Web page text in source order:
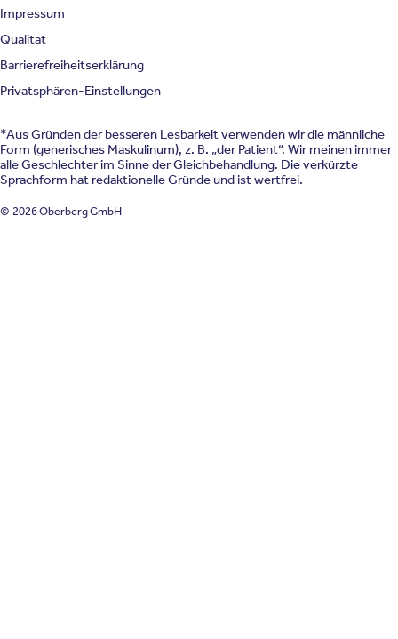
Impressum
Qualität
Barrierefreiheitserklärung
Privatsphären-Einstellungen
*Aus Gründen der besseren Lesbarkeit verwenden wir die männliche
Form (generisches Maskulinum), z. B. „der Patient“. Wir meinen immer
alle Geschlechter im Sinne der Gleichbehandlung. Die verkürzte
Sprachform hat redaktionelle Gründe und ist wertfrei.
© 2026 Oberberg GmbH